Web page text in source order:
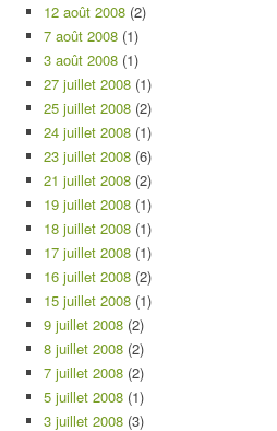
12 août 2008 (2)
7 août 2008 (1)
3 août 2008 (1)
27 juillet 2008 (1)
25 juillet 2008 (2)
24 juillet 2008 (1)
23 juillet 2008 (6)
21 juillet 2008 (2)
19 juillet 2008 (1)
18 juillet 2008 (1)
17 juillet 2008 (1)
16 juillet 2008 (2)
15 juillet 2008 (1)
9 juillet 2008 (2)
8 juillet 2008 (2)
7 juillet 2008 (2)
5 juillet 2008 (1)
3 juillet 2008 (3)